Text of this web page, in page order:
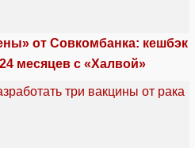
от Совкомбанка: кешбэк
месяцев с «Халвой»